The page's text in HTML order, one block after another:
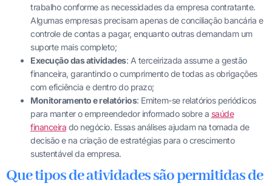
trabalho conforme as necessidades da empresa contratante.
Algumas empresas precisam apenas de conciliação bancária e
controle de contas a pagar, enquanto outras demandam um
suporte mais completo;
Execução das atividades: A terceirizada assume a gestão
financeira, garantindo o cumprimento de todas as obrigações
com eficiência e dentro do prazo;
Monitoramento e relatórios: Emitem-se relatórios periódicos
para manter o empreendedor informado sobre a saúde
financeira do negócio. Essas análises ajudam na tomada de
decisão e na criação de estratégias para o crescimento
sustentável da empresa.
Que tipos de atividades são permitidas de